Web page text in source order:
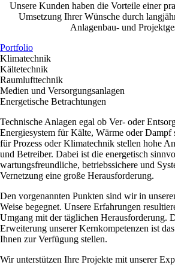
Unsere Kunden haben die Vorteile einer
Umsetzung Ihrer Wünsche durch
Anlagenbau- und
Portfolio
Klimatechnik
Kältetechnik
Raumlufttechnik
Medien und Versorgungsanlagen
Energetische Betrachtungen
Technische Anlagen egal ob Ver- oder
Energiesystem für Kälte, Wärme oder Dampf
für Prozess oder Klimatechnik stellen hohe
und Betreiber. Dabei ist die energetisch
wartungsfreundliche, betriebssichere und
Vernetzung eine große Herausforderung.
Den vorgenannten Punkten sind wir in
Weise begegnet. Unsere Erfahrungen
Umgang mit der täglichen Herausforderung.
Erweiterung unserer Kernkompetenzen ist
Ihnen zur Verfügung stellen.
Wir unterstützen Ihre Projekte mit unserer